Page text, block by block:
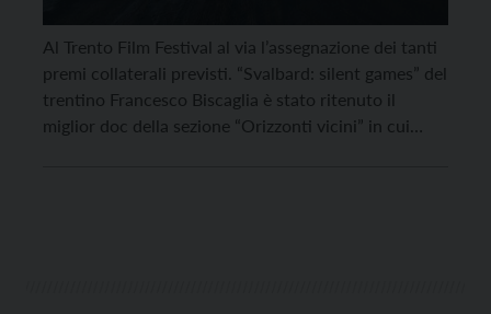
Al Trento Film Festival al via l’assegnazione dei tanti
premi collaterali previsti. “Svalbard: silent games” del
trentino Francesco Biscaglia è stato ritenuto il
miglior doc della sezione “Orizzonti vicini” in cui